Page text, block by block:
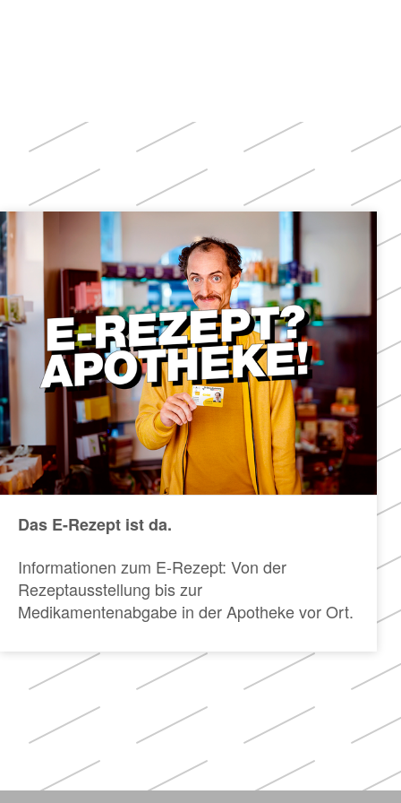
Weitere
Themen
Das E-Rezept ist da.
Informationen zum E-Rezept: Von der
Rezeptausstellung bis zur
Medikamentenabgabe in der Apotheke vor Ort.